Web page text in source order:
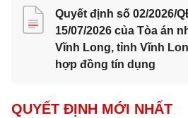
Quyết định số 02/2026/
15/07/2026 của Tòa án
Vĩnh Long, tỉnh Vĩnh
hợp đồng tín dụng
QUYẾT ĐỊNH MỚI NHẤT